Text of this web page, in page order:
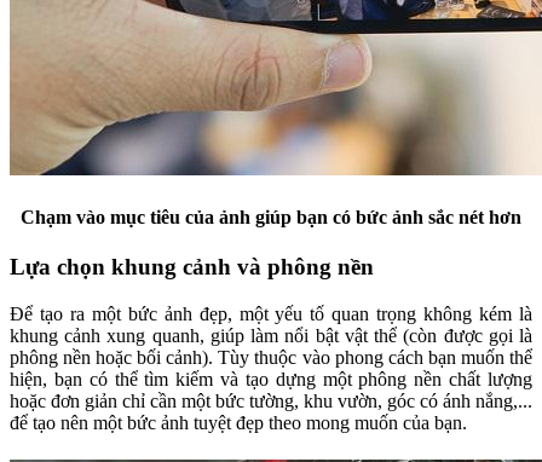
Chạm vào mục tiêu của ảnh giúp bạn có bức ảnh sắc nét hơn
Lựa chọn khung cảnh và phông nền
Để tạo ra một bức ảnh đẹp, một yếu tố quan trọng không kém là
khung cảnh xung quanh, giúp làm nổi bật vật thể (còn được gọi là
phông nền hoặc bối cảnh). Tùy thuộc vào phong cách bạn muốn thể
hiện, bạn có thể tìm kiếm và tạo dựng một phông nền chất lượng
hoặc đơn giản chỉ cần một bức tường, khu vườn, góc có ánh nắng,...
để tạo nên một bức ảnh tuyệt đẹp theo mong muốn của bạn.